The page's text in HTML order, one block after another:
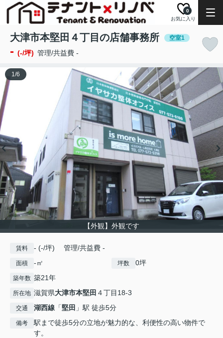
お気に入り
0
大津市本堅田４丁目の店舗事務所 空室1
- (-/坪) 管理/共益費 -
【外観】外観です
1/6
賃料 - (-/坪) 管理/共益費 -
面積 -㎡ 坪数 0坪
築年数 築21年
所在地 滋賀県大津市本堅田 ４丁目18-3
交通 湖西線 「堅田 」駅 徒歩5分
備考
駅まで徒歩5分の立地が魅力的な、利便性の高い物件で
す。